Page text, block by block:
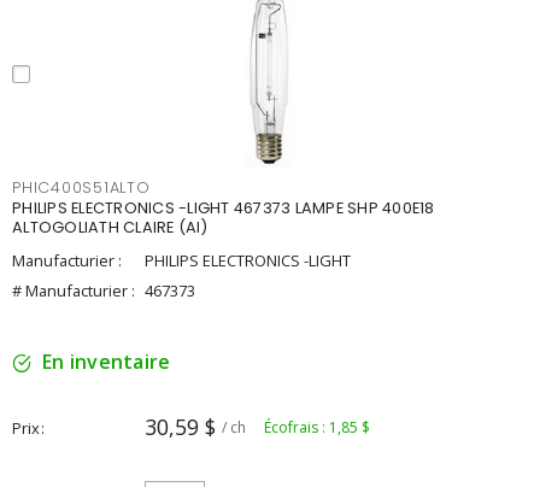
PHIC400S51ALTO
PHILIPS ELECTRONICS -LIGHT 467373 LAMPE SHP 400E18
ALTOGOLIATH CLAIRE (AI)
Manufacturier :
PHILIPS ELECTRONICS -LIGHT
# Manufacturier : 467373
En inventaire
Prix 30,59 $ / ch Écofrais : 1,85 $